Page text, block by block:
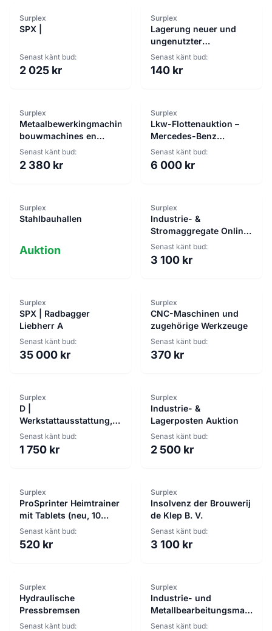
Surplex
SPX |
Senast känt bud:
2 025 kr
Surplex
Lagerung neuer und
ungenutzter
Ausstellungsausrüstung:
SCHNEIDER
Senast känt bud:
140 kr
Surplex
Metaalbewerkingmachines,
bouwmachines en
gereedschappen
Senast känt bud:
2 380 kr
Surplex
Lkw-Flottenauktion –
Mercedes-Benz
ACTROS
Senast känt bud:
6 000 kr
Surplex
Stahlbauhallen
Auktion
Surplex
Industrie- &
Stromaggregate Online-
Auktion
Senast känt bud:
3 100 kr
Surplex
SPX | Radbagger
Liebherr A
Senast känt bud:
35 000 kr
Surplex
CNC-Maschinen und
zugehörige Werkzeuge
Senast känt bud:
370 kr
Surplex
D |
Werkstattausstattung,
Generatoren, Bau- und
Reinigungsgeräten,
Komfortartikeln und
Senast känt bud:
1 750 kr
Surplex
Industrie- &
Lagerposten Auktion
Senast känt bud:
2 500 kr
Surplex
ProSprinter Heimtrainer
mit Tablets (neu, 10
Einheiten)
Senast känt bud:
520 kr
Surplex
Insolvenz der Brouwerij
de Klep B. V.
Senast känt bud:
3 100 kr
Surplex
Hydraulische
Pressbremsen
Senast känt bud:
Surplex
Industrie- und
Auktion
Senast känt bud: